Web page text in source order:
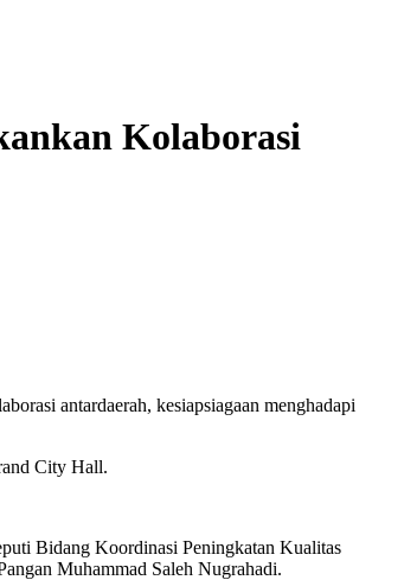
Kolaborasi
antardaerah, kesiapsiagaan menghadapi
City Hall.
Bidang Koordinasi Peningkatan Kualitas
Muhammad Saleh Nugrahadi.